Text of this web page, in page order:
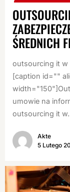
ŚREDNICH
outsourcing it w
[caption id=""
umowie na
outsourcing it
Akte
5 Lutego